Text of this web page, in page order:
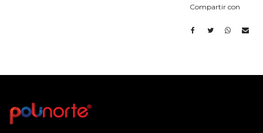
Compartir con